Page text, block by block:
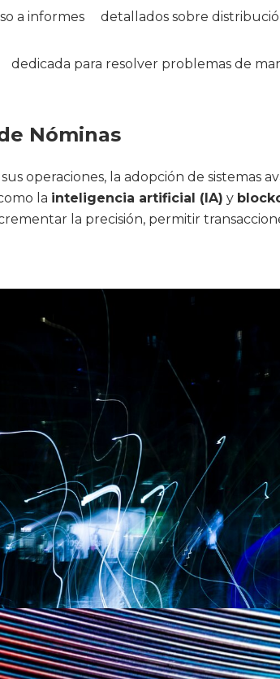
a informes detallados sobre
dedicada para resolver problemas de
Nóminas
operaciones, la adopción de sistemas
la inteligencia artificial (IA) y
la precisión, permitir